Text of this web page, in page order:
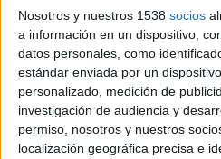
Nosotros y nuestros 1538 socios
a información en un dispositivo,
datos personales, como
estándar enviada por un
personalizado, medición de
investigación de audiencia y
permiso, nosotros y nuestros
localización geográfica precisa e
l’Associació Contra el Càncer